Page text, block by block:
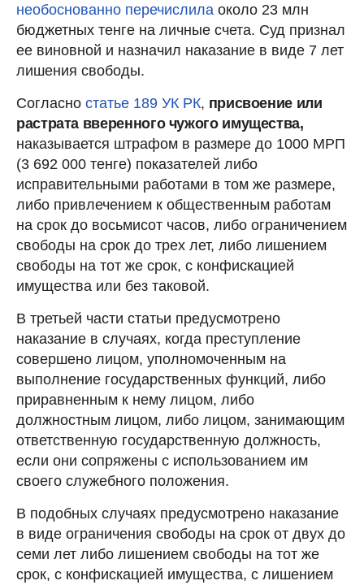
необоснованно перечислила около 23 млн
бюджетных тенге на личные счета. Суд признал
ее виновной и назначил наказание в виде 7 лет
лишения свободы.
Согласно статье 189 УК РК, присвоение или
растрата вверенного чужого имущества,
наказывается штрафом в размере до 1000 МРП
(3 692 000 тенге) показателей либо
исправительными работами в том же размере,
либо привлечением к общественным работам
на срок до восьмисот часов, либо ограничением
свободы на срок до трех лет, либо лишением
свободы на тот же срок, с конфискацией
имущества или без таковой.
В третьей части статьи предусмотрено
наказание в случаях, когда преступление
совершено лицом, уполномоченным на
выполнение государственных функций, либо
приравненным к нему лицом, либо
должностным лицом, либо лицом, занимающим
ответственную государственную должность,
если они сопряжены с использованием им
своего служебного положения.
В подобных случаях предусмотрено наказание
в виде ограничения свободы на срок от двух до
семи лет либо лишением свободы на тот же
срок, с конфискацией имущества, с лишением